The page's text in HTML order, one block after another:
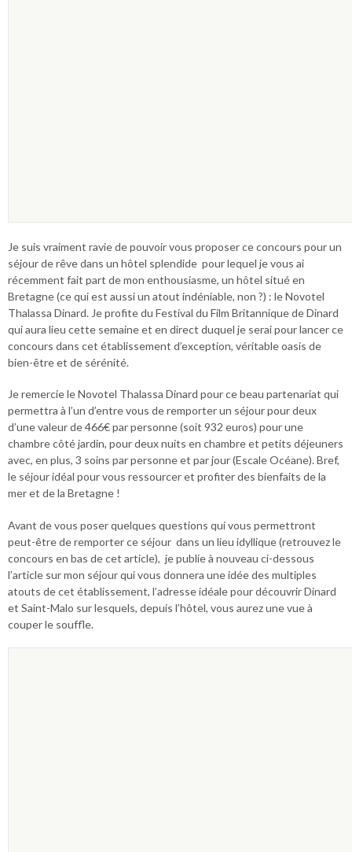
Je suis vraiment ravie de pouvoir vous proposer ce concours pour un
séjour de rêve dans un hôtel splendide pour lequel je vous ai
récemment fait part de mon enthousiasme, un hôtel situé en
Bretagne (ce qui est aussi un atout indéniable, non ?) : le Novotel
Thalassa Dinard. Je profite du Festival du Film Britannique de Dinard
qui aura lieu cette semaine et en direct duquel je serai pour lancer ce
concours dans cet établissement d’exception, véritable oasis de
bien-être et de sérénité.
Je remercie le Novotel Thalassa Dinard pour ce beau partenariat qui
permettra à l’un d’entre vous de remporter un séjour pour deux
d’une valeur de 466€ par personne (soit 932 euros) pour une
chambre côté jardin, pour deux nuits en chambre et petits déjeuners
avec, en plus, 3 soins par personne et par jour (Escale Océane). Bref,
le séjour idéal pour vous ressourcer et profiter des bienfaits de la
mer et de la Bretagne !
Avant de vous poser quelques questions qui vous permettront
peut-être de remporter ce séjour dans un lieu idyllique (retrouvez le
concours en bas de cet article), je publie à nouveau ci-dessous
l’article sur mon séjour qui vous donnera une idée des multiples
atouts de cet établissement, l’adresse idéale pour découvrir Dinard
et Saint-Malo sur lesquels, depuis l’hôtel, vous aurez une vue à
couper le souffle.